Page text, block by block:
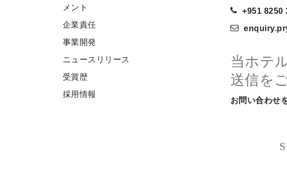
メント
企業責任
事業開発
ニュースリリース
受賞歴
採用情報
+951 8250
当ホテ
送信を
お問い合わせ